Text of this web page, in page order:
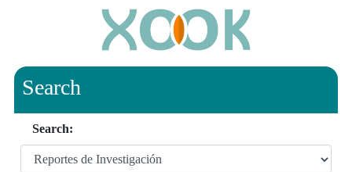
Search
Search: